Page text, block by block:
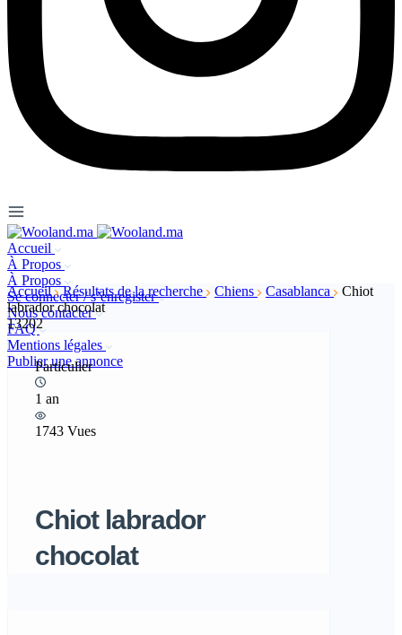
Accueil
À Propos
À Propos
Se connecter / s’enregister
Nous contacter
FAQ
Mentions légales
Publier une annonce
Accueil Résultats de la recherche Chiens Casablanca
Chiot
labrador chocolat
13202
Particulier
1 an
1743 Vues
Chiot labrador
chocolat